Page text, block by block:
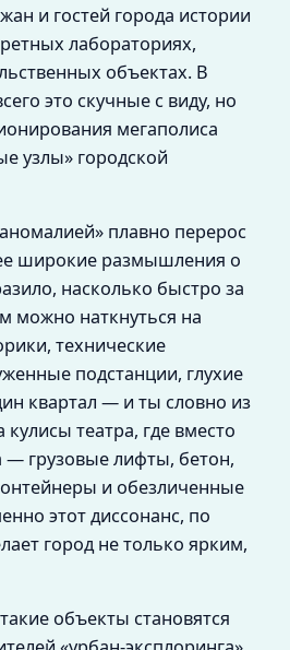
и гостей города истории
лабораториях,
объектах. В
это скучные с виду, но
мегаполиса
узлы» городской
плавно перерос
широкие размышления о
насколько быстро за
можно наткнуться на
технические
подстанции, глухие
квартал — и ты словно из
театра, где вместо
— грузовые лифты, бетон,
и обезличенные
этот диссонанс, по
город не только ярким,
объекты становятся